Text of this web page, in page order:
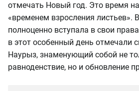
отмечать Новый год. Это время
«временем взросления листьев».
полноценно вступала в свои
в этот особенный день отмечали
Наурыз, знаменующий собой не
равноденствие, но и обновление